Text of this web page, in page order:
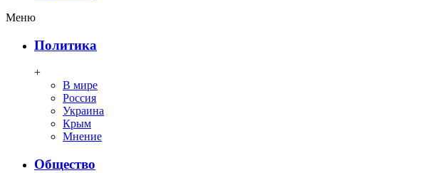
Меню
Политика
+
В мире
Россия
Украина
Крым
Мнение
Общество